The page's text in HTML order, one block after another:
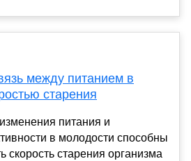
между питанием в
старения
питания и
в молодости способны
скорость старения организма